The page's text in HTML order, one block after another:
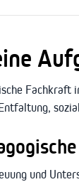
Fachkraft
und